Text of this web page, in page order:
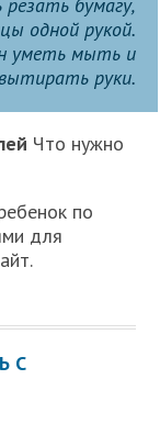
одной рукой.
уметь мыть и
вытирать руки.
Что нужно
по
для
С